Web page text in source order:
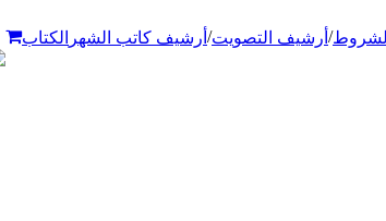
/ أرشيف التصويت/ أرشيف كاتب الشهر الكتاب